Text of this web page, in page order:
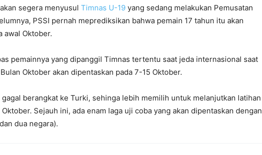
segera menyusul Timnas U-19 yang sedang melakukan Pemusatan
PSSI pernah meprediksikan bahwa pemain 17 tahun itu akan
awal Oktober.
pemainnya yang dipanggil Timnas tertentu saat jeda internasional saat
Oktober akan dipentaskan pada 7-15 Oktober.
gagal berangkat ke Turki, sehinga lebih memilih untuk melanjutkan latihan
Sejauh ini, ada enam laga uji coba yang akan dipentaskan dengan
dua negara).